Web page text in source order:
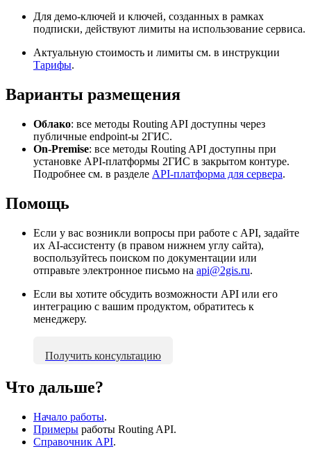
Для демо-ключей и ключей, созданных в рамках
подписки, действуют лимиты на использование сервиса.
Актуальную стоимость и лимиты см. в инструкции
Тарифы.
Варианты размещения
Облако: все методы Routing API доступны через
публичные endpoint-ы 2ГИС.
On-Premise: все методы Routing API доступны при
установке API-платформы 2ГИС в закрытом контуре.
Подробнее см. в разделе API-платформа для сервера.
Помощь
Если у вас возникли вопросы при работе с API, задайте
их AI-ассистенту (в правом нижнем углу сайта),
воспользуйтесь поиском по документации или
отправьте электронное письмо на api@2gis.ru.
Если вы хотите обсудить возможности API или его
интеграцию с вашим продуктом, обратитесь к
менеджеру.
Получить консультацию
Что дальше?
Начало работы.
Примеры работы Routing API.
Справочник API.